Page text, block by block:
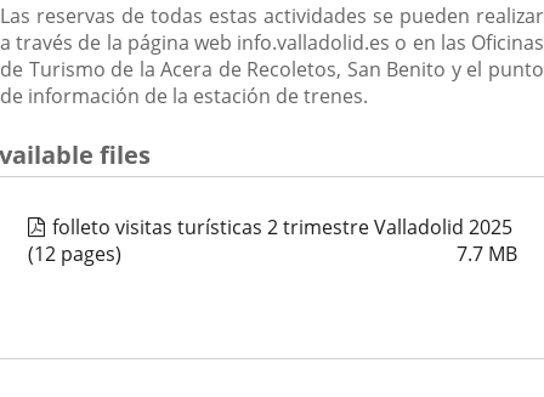
Las reservas de todas estas actividades se pueden realizar
a través de la página web info.valladolid.es o en las Oficinas
de Turismo de la Acera de Recoletos, San Benito y el punto
de información de la estación de trenes.
files
folleto visitas turísticas 2 trimestre Valladolid 2025
7.7 MB
(12 pages)